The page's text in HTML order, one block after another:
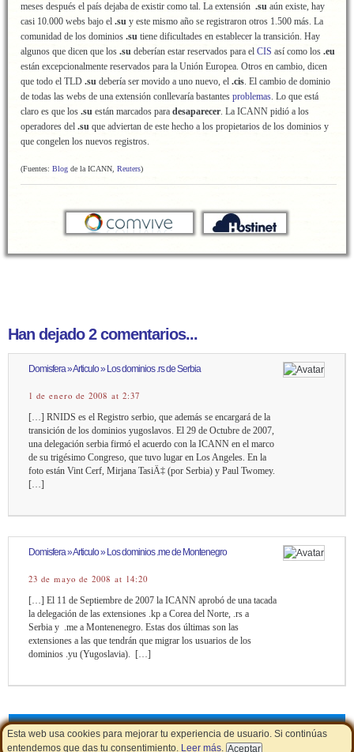
Esta web usa cookies para mejorar tu experiencia de usuario. Si continúas
entendemos que das tu consentimiento. Leer más.
meses después el país dejaba de existir como tal. La extensión .su aún existe, hay
casi 10.000 webs bajo el .su y este mismo año se registraron otros 1.500 más. La
comunidad de los dominios .su tiene dificultades en establecer la transición. Hay
algunos que dicen que los .su deberían estar reservados para el CIS así como los .eu
están excepcionalmente reservados para la Unión Europea. Otros en cambio, dicen
que todo el TLD .su debería ser movido a uno nuevo, el .cis. El cambio de dominio
de todas las webs de una extensión conllevaría bastantes problemas. Lo que está
claro es que los .su están marcados para desaparecer. La ICANN pidió a los
operadores del .su que adviertan de este hecho a los propietarios de los dominios y
que congelen los nuevos registros.
(Fuentes: Blog de la ICANN, Reuters)
Han dejado 2 comentarios...
Domisfera » Articulo » Los dominios .rs de Serbia
1 de enero de 2008 at 2:37
[…] RNIDS es el Registro serbio, que además se encargará de la
transición de los dominios yugoslavos. El 29 de Octubre de 2007,
una delegación serbia firmó el acuerdo con la ICANN en el marco
de su trigésimo Congreso, que tuvo lugar en Los Angeles. En la
foto están Vint Cerf, Mirjana TasiÄ‡ (por Serbia) y Paul Twomey.
[…]
Domisfera » Articulo » Los dominios .me de Montenegro
23 de mayo de 2008 at 14:20
[…] El 11 de Septiembre de 2007 la ICANN aprobó de una tacada
la delegación de las extensiones .kp a Corea del Norte, .rs a
Serbia y .me a Montenenegro. Estas dos últimas son las
extensiones a las que tendrán que migrar los usuarios de los
dominios .yu (Yugoslavia). […]
Cupones de descuento Aviso Legal - Política de Cookies |LSSI